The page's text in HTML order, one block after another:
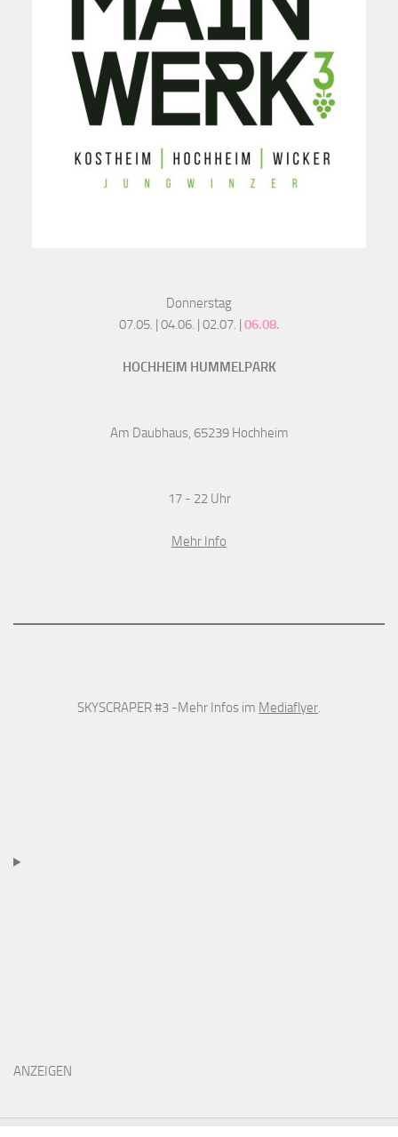
Donnerstag
07.05. | 04.06. | 02.07. | 06.08.
HOCHHEIM HUMMELPARK
Am Daubhaus, 65239 Hochheim
17 - 22 Uhr
Mehr Info
SKYSCRAPER #3 -Mehr Infos im Mediaflyer.
ANZEIGEN